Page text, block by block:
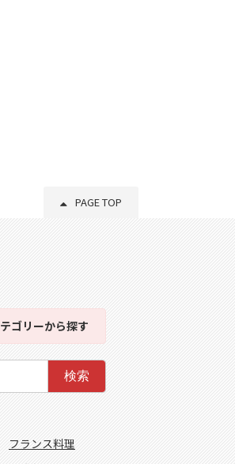
PAGE TOP
ゴリーから探す
検索
フランス料理